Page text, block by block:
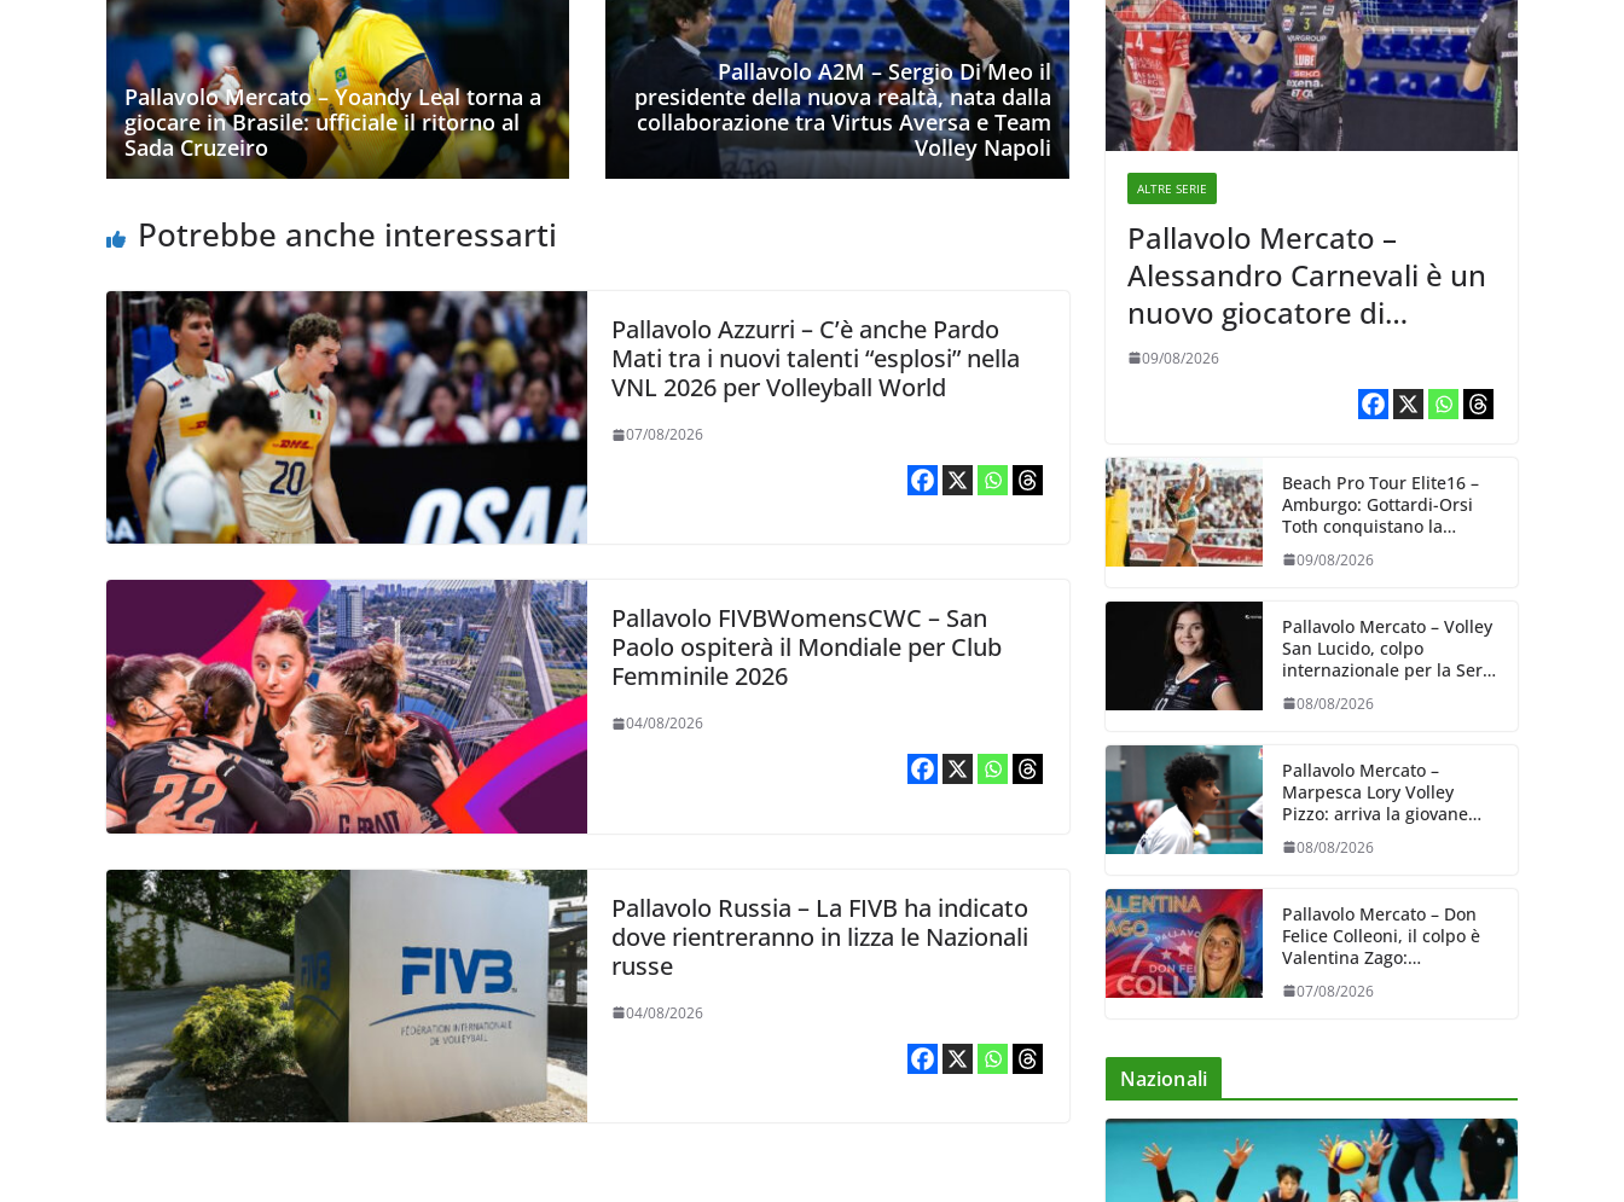
Pallavolo Mercato – Yoandy Leal torna a
giocare in Brasile: ufficiale il ritorno al
Sada Cruzeiro
Pallavolo A2M – Sergio Di Meo il
presidente della nuova realtà, nata dalla
collaborazione tra Virtus Aversa e Team
Volley Napoli
Potrebbe anche interessarti
Pallavolo Azzurri – C’è anche Pardo
Mati tra i nuovi talenti “esplosi” nella
VNL 2026 per Volleyball World
07/08/2026
Pallavolo FIVBWomensCWC – San
Paolo ospiterà il Mondiale per Club
Femminile 2026
04/08/2026
Pallavolo Russia – La FIVB ha indicato
dove rientreranno in lizza le Nazionali
russe
04/08/2026
ALTRE SERIE
Pallavolo Mercato –
Alessandro Carnevali è un
nuovo giocatore di
Bologna
09/08/2026
Beach Pro Tour Elite16 –
Amburgo: Gottardi-Orsi
Toth conquistano la
semifinale
09/08/2026
Pallavolo Mercato – Volley
San Lucido, colpo
internazionale per la Serie
B2: arriva la schiacciatrice
lettone Kristine Teivane
08/08/2026
Pallavolo Mercato –
Marpesca Lory Volley
Pizzo: arriva la giovane
italo–brasiliana Any
Gabrielle Milano
08/08/2026
Pallavolo Mercato – Don
Felice Colleoni, il colpo è
Valentina Zago:
esperienza e oltre 5.000
punti al servizio di
07/08/2026
Nazionali